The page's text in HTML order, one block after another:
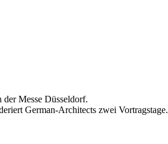
Messe Düsseldorf.
German-Architects zwei Vortragstage.